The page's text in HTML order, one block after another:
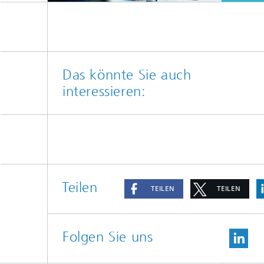
Das könnte Sie auch
interessieren:
Teilen TEILEN TEILEN
Folgen Sie uns